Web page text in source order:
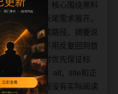
读场景整理，核心围绕黑料
料和相关长尾需求展开。
补充专题阅读路径、摘要说
口，让用户不用反复回到首
。每日更新时优先保证标
、主题图、alt、title和正
只替换词语而没有实际阅读